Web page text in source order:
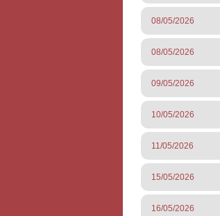
08/05/2026
08/05/2026
09/05/2026
10/05/2026
11/05/2026
15/05/2026
16/05/2026